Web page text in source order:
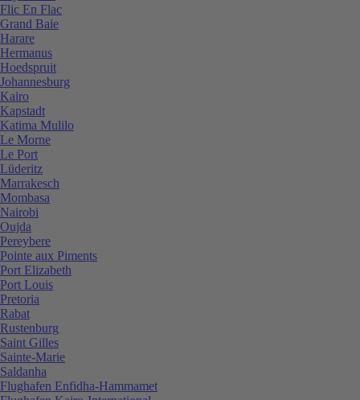
Flic En Flac
Grand Baie
Harare
Hermanus
Hoedspruit
Johannesburg
Kairo
Kapstadt
Katima Mulilo
Le Morne
Le Port
Lüderitz
Marrakesch
Mombasa
Nairobi
Oujda
Pereybere
Pointe aux Piments
Port Elizabeth
Port Louis
Pretoria
Rabat
Rustenburg
Saint Gilles
Sainte-Marie
Saldanha
Flughafen Enfidha-Hammamet